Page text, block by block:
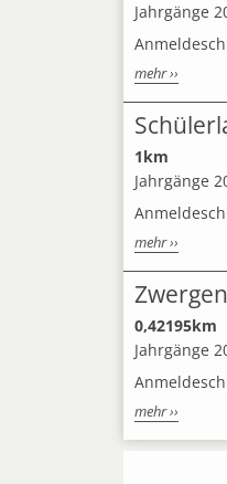
Jahrgänge
mehr ››
1km
Jahrgänge
mehr ››
0,42195km
Jahrgänge
mehr ››